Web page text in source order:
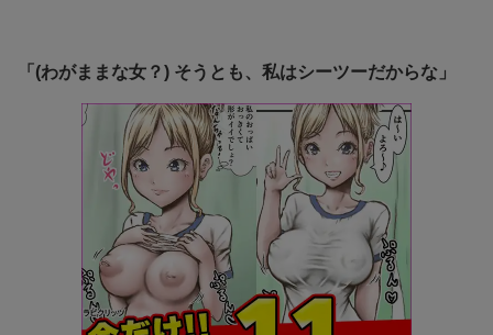
「(わがままな女？) そうとも、私はシーツーだからな」